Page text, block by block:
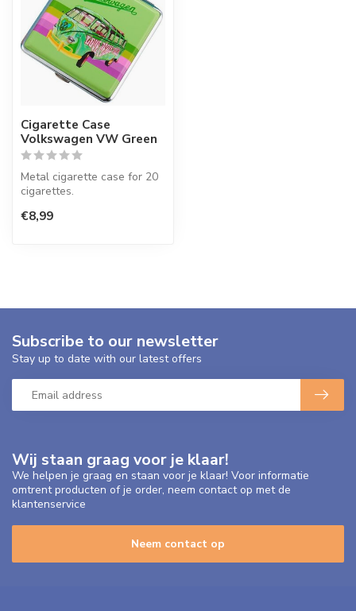
Cigarette Case
Volkswagen VW Green
Metal cigarette case for 20
cigarettes.
€8,99
Wij staan graag voor je klaar!
We helpen je graag en staan voor je klaar! Voor informatie
omtrent producten of je order, neem contact op met de
klantenservice
Neem contact op
Subscribe to our newsletter
Stay up to date with our latest offers